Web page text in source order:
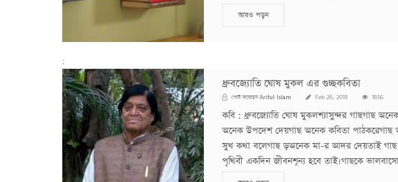
আরও পড়ুন
;
ধ্রুবজ্যোতি ঘোষ মুকল এর গুচ্ছকবিতা
পোস্ট করেছেনAriful Islam Feb 26, 2019 1856
কবি : ধ্রুবজ্যোতি ঘোষ মুকলশ্যাসুন্দর গাছগাছ
অনেক উপদেশ দেয়গাছ অনেক কবিতা
সুখ কথা বলেগাছ ড়অনেক মা-র আদর দেয়তাই গাছ
পৃথিবী একদিন জীবনশূন্য হবে তাই।গাছকে